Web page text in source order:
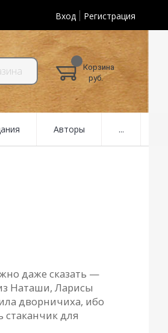
Вход Регистрация
Корзина
руб.
Авторы ...
даже сказать —
Наташи, Ларисы
дворничиха, ибо
для